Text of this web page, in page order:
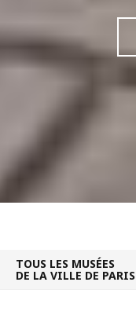
TOUS LES MUSÉES
DE LA VILLE DE PARIS